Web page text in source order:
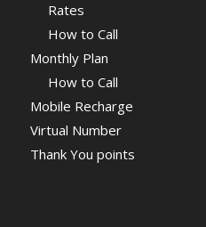
Rates
How to Call
Monthly Plan
How to Call
Mobile Recharge
Virtual Number
Thank You points